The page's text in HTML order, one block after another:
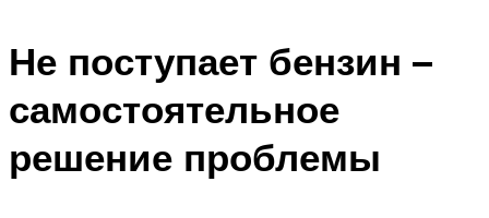
Не поступает бензин –
самостоятельное
решение проблемы